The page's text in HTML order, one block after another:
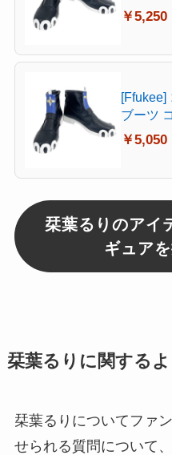
(26.5CM)
￥5,250
[Ffukee]
ブーツ
お祭り
￥5,050
栞葉るりのアイ
ギュア
栞葉るりに関するよ
栞葉るりについてファ
せられる質問について